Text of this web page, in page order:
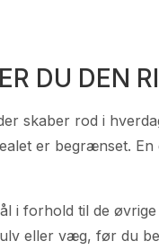
DU DEN
skaber rod i
er begrænset.
i forhold til de
eller væg, før du